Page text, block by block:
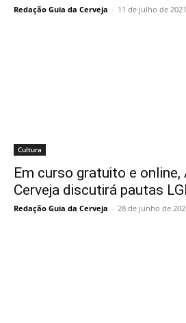
Redação Guia da Cerveja - 11 de julho de 2021
Cultura
Em curso gratuito e online,
Cerveja discutirá pautas
Redação Guia da Cerveja - 28 de junho de